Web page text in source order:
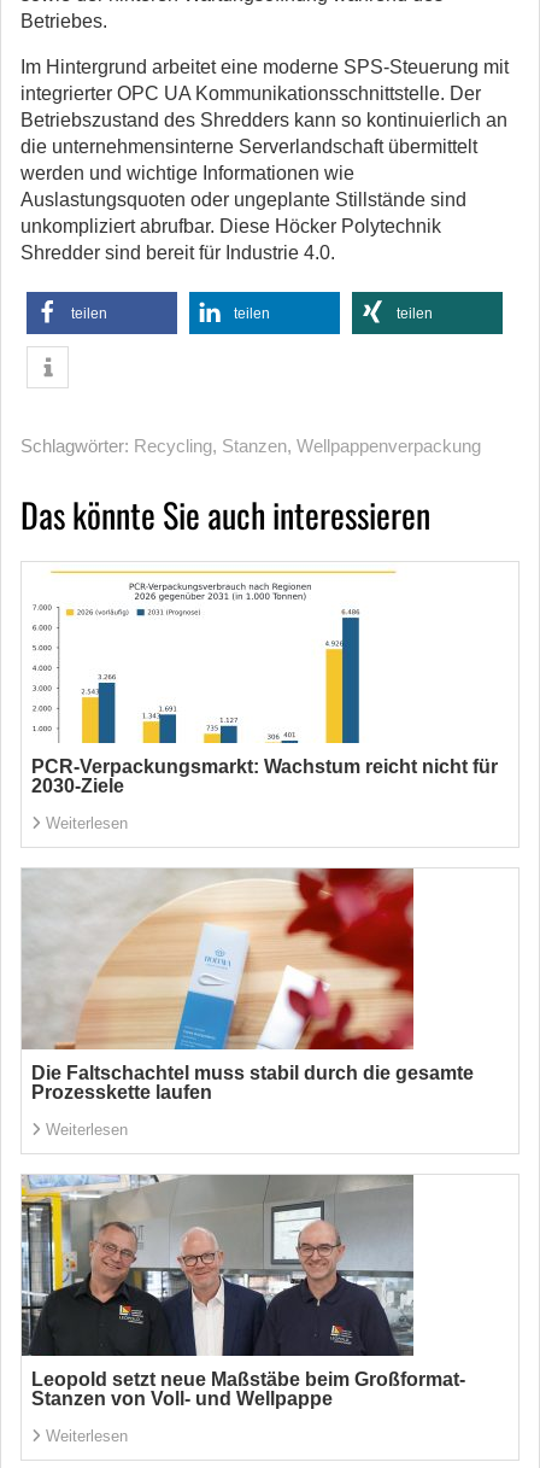
Betriebes.
Im Hintergrund arbeitet eine moderne SPS-Steuerung mit
integrierter OPC UA Kommunikationsschnittstelle. Der
Betriebszustand des Shredders kann so kontinuierlich an
die unternehmensinterne Serverlandschaft übermittelt
werden und wichtige Informationen wie
Auslastungsquoten oder ungeplante Stillstände sind
unkompliziert abrufbar. Diese Höcker Polytechnik
Shredder sind bereit für Industrie 4.0.
teilen teilen teilen
Schlagwörter: Recycling, Stanzen, Wellpappenverpackung
Das könnte Sie auch interessieren
PCR-Verpackungsmarkt: Wachstum reicht nicht für
2030-Ziele
Weiterlesen
Die Faltschachtel muss stabil durch die gesamte
Prozesskette laufen
Weiterlesen
Leopold setzt neue Maßstäbe beim Großformat-
Stanzen von Voll- und Wellpappe
Weiterlesen